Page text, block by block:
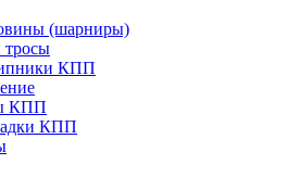
(шарниры)
тросы
КПП
КПП
КПП